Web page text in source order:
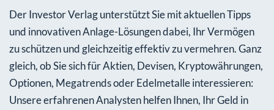
Der Investor Verlag unterstützt Sie mit aktuellen Tipps
und innovativen Anlage-Lösungen dabei, Ihr Vermögen
zu schützen und gleichzeitig effektiv zu vermehren. Ganz
gleich, ob Sie sich für Aktien, Devisen, Kryptowährungen,
Optionen, Megatrends oder Edelmetalle interessieren:
Unsere erfahrenen Analysten helfen Ihnen, Ihr Geld in